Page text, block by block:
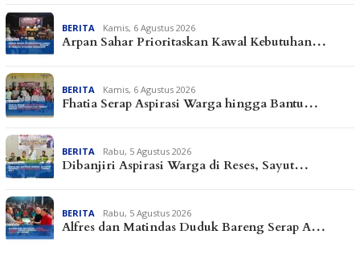
BERITA Kamis, 6 Agustus 2026
Arpan Sahar Prioritaskan Kawal Kebutuhan…
BERITA Kamis, 6 Agustus 2026
Fhatia Serap Aspirasi Warga hingga Bantu…
BERITA Rabu, 5 Agustus 2026
Dibanjiri Aspirasi Warga di Reses, Sayut…
BERITA Rabu, 5 Agustus 2026
Alfres dan Matindas Duduk Bareng Serap A…